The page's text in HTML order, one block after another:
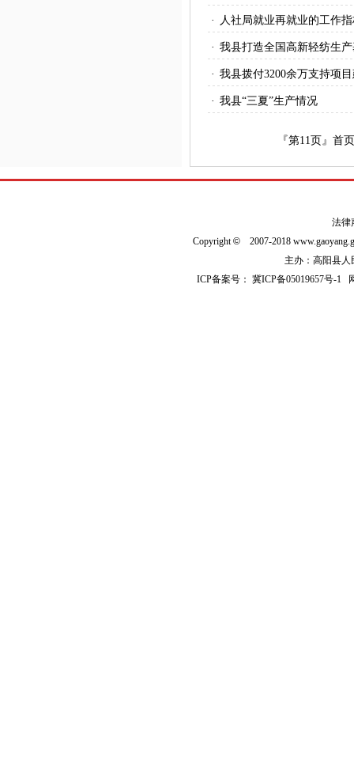
· 人社局就业再就业的工作
· 我县打造全国高新轻纺生
· 我县拨付3200余万支持项
· 我县“三夏”生产情况
『第11页』 首页
法律
Copyright© 2007-2018
主办：高阳县人
ICP备案号：冀ICP备05019657号-1